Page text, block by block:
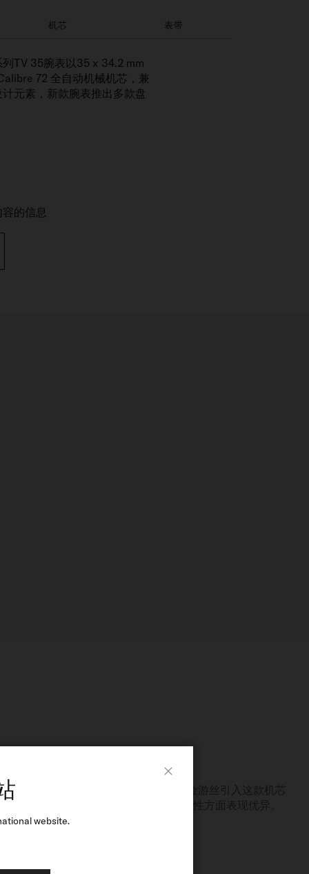
机芯 表带
TV 35腕表以35 x 34.2 mm
72 全自动机械机芯，兼
元素，新款腕表推出多款盘
的信息
表将划时代革命性的Nivachron™钛合金游丝引入这款机芯
够减少磁场干扰，并在抗震性及耐久性方面表现优异。
度和极佳的耐用性。
website.